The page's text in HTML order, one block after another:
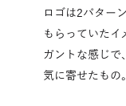
ロゴは2パター
もらっていたイ
ガントな感じで
気に寄せたもの。